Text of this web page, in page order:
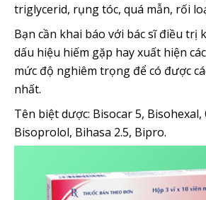
triglycerid, rụng tóc, quá mẫn, rối
Bạn cần khai báo với bác sĩ điều trị
dấu hiệu hiếm gặp hay xuất hiện
mức độ nghiêm trọng để có được
nhất.
Tên biệt dược: Bisocar 5, Bisohexal,
Bisoprolol, Bihasa 2.5, Bipro.